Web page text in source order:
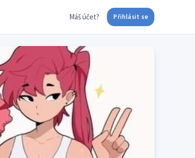
Máš účet? Přihlásit se